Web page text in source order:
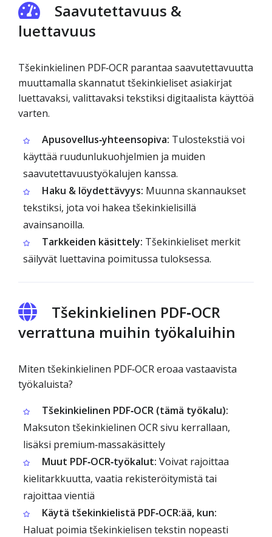
Saavutettavuus &
luettavuus
Tšekinkielinen PDF‑OCR parantaa saavutettavuutta
muuttamalla skannatut tšekinkieliset asiakirjat
luettavaksi, valittavaksi tekstiksi digitaalista käyttöä
varten.
Apusovellus‑yhteensopiva: Tulostekstiä voi
käyttää ruudunlukuohjelmien ja muiden
saavutettavuustyökalujen kanssa.
Haku & löydettävyys: Muunna skannaukset
tekstiksi, jota voi hakea tšekinkielisillä
avainsanoilla.
Tarkkeiden käsittely: Tšekinkieliset merkit
säilyvät luettavina poimitussa tuloksessa.
Tšekinkielinen PDF‑OCR
verrattuna muihin työkaluihin
Miten tšekinkielinen PDF‑OCR eroaa vastaavista
työkaluista?
Tšekinkielinen PDF‑OCR (tämä työkalu):
Maksuton tšekinkielinen OCR sivu kerrallaan,
lisäksi premium‑massakäsittely
Muut PDF‑OCR‑työkalut: Voivat rajoittaa
kielitarkkuutta, vaatia rekisteröitymistä tai
rajoittaa vientiä
Käytä tšekinkielistä PDF‑OCR:ää, kun:
Haluat poimia tšekinkielisen tekstin nopeasti